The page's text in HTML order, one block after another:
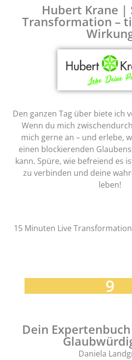
Hubert Krane |
Transformation –
Den ganzen Tag über biete ich
Wenn du mich
mich gerne an – und erlebe,
einen blockierenden
kann. Spüre, wie befreiend es
zu verbinden und deine
leben!
15 Minuten Live
9
Dein
Daniela